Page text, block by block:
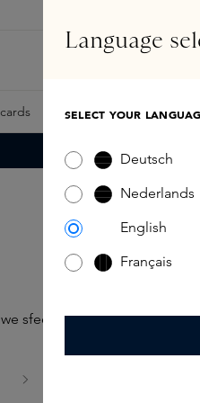
Samples Skins
sfeer in huis creëert.
Language
SELECT YOUR
Deutsch
Nederlands
English
Français